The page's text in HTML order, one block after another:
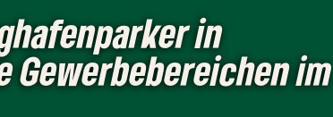
in
Gewerbebereichen im